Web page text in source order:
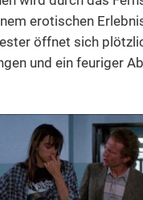
erotischen
öffnet sich
und ein feuriger